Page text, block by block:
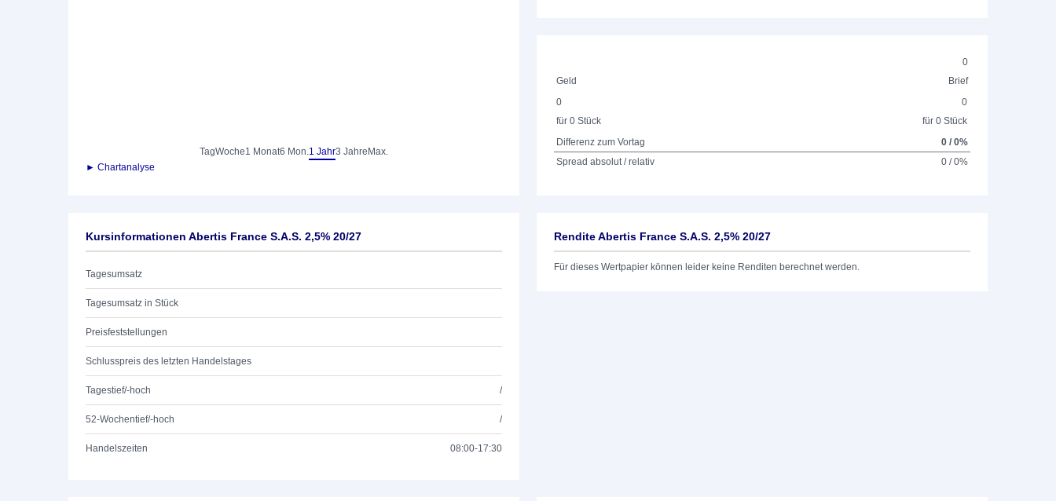
TagWoche1 Monat6 Mon.1 Jahr3 Jahre Max.
► Chartanalyse
0
Geld
Brief
0
für 0 Stück
0
für 0 Stück
Differenz zum Vortag
0 / 0%
Spread absolut / relativ
0 / 0%
Kursinformationen Abertis France S.A.S. 2,5% 20/27
Tagesumsatz
Tagesumsatz in Stück
Preisfeststellungen
Schlusspreis des letzten Handelstages
Tagestief/-hoch /
52-Wochentief/-hoch /
Handelszeiten 08:00-17:30
Rendite Abertis France S.A.S. 2,5% 20/27
Für dieses Wertpapier können leider keine Renditen berechnet werden.